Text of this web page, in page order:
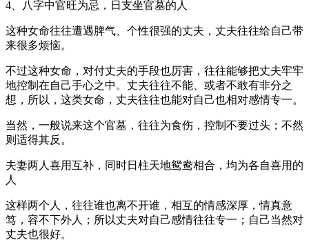
4、八字中官旺为忌，日支坐官墓的人
这种女命往往遭遇脾气、个性很强的丈夫，丈夫往往给自己带
来很多烦恼。
不过这种女命，对付丈夫的手段也厉害，往往能够把丈夫牢牢
地控制在自己手心之中。丈夫往往不能、或者不敢有非分之
想，所以，这类女命，丈夫往往也能对自己也相对感情专一。
当然，一般说来这个官墓，往往为食伤，控制不要过头；不然
则适得其反。
夫妻两人喜用互补，同时日柱天地鸳鸯相合，均为各自喜用的
人
这样两个人，往往谁也离不开谁，相互的情感深厚，情真意
笃，容不下外人；所以丈夫对自己感情往往专一；自己当然对
丈夫也很好。